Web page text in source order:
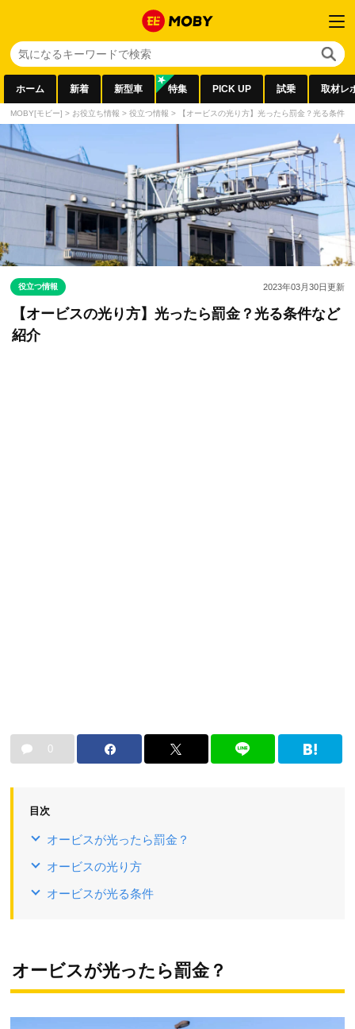
ホーム 新着 新型車 特集 PICK UP 試乗 取材レ
MOBY[モビー] > お役立ち情報 > 役立つ情報 > 【オービスの光り方】光ったら罰金？光る条件な
役立つ情報 2023年03月30日更新
【オービスの光り方】光ったら罰金？光る条件など
紹介
0
目次
オービスが光ったら罰金？
オービスの光り方
オービスが光る条件
オービスが光ったら罰金？